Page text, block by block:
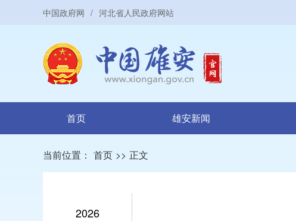
中国政府网 / 河北省人民政府网站
首页 雄安新闻
当前位置： 首页 >> 正文
2026